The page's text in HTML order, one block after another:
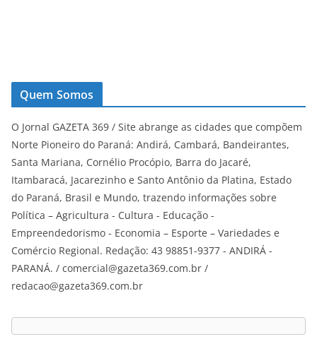
Quem Somos
O Jornal GAZETA 369 / Site abrange as cidades que compõem
Norte Pioneiro do Paraná: Andirá, Cambará, Bandeirantes,
Santa Mariana, Cornélio Procópio, Barra do Jacaré,
Itambaracá, Jacarezinho e Santo Antônio da Platina, Estado
do Paraná, Brasil e Mundo, trazendo informações sobre
Política – Agricultura - Cultura - Educação -
Empreendedorismo - Economia – Esporte – Variedades e
Comércio Regional. Redação: 43 98851-9377 - ANDIRÁ -
PARANÁ. / comercial@gazeta369.com.br /
redacao@gazeta369.com.br